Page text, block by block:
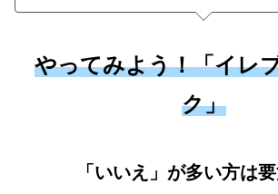
やってみよう！「イレ
ク」
「いいえ」が多い方は要